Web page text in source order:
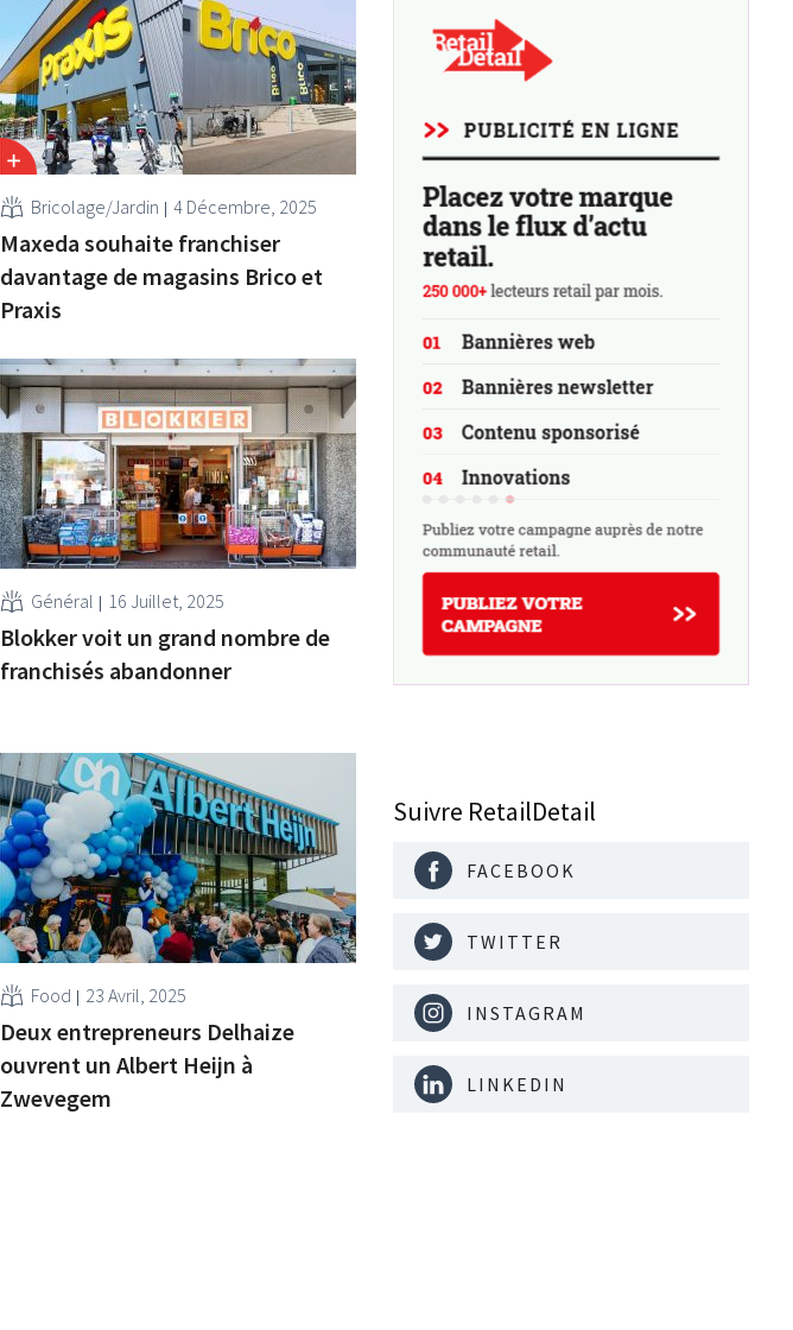
Bricolage/Jardin 4 Décembre, 2025
Maxeda souhaite franchiser
davantage de magasins Brico et
Praxis
Général 16 Juillet, 2025
Blokker voit un grand nombre de
franchisés abandonner
Food 23 Avril, 2025
Deux entrepreneurs Delhaize
ouvrent un Albert Heijn à
Zwevegem
Suivre RetailDetail
FACEBOOK
TWITTER
INSTAGRAM
LINKEDIN